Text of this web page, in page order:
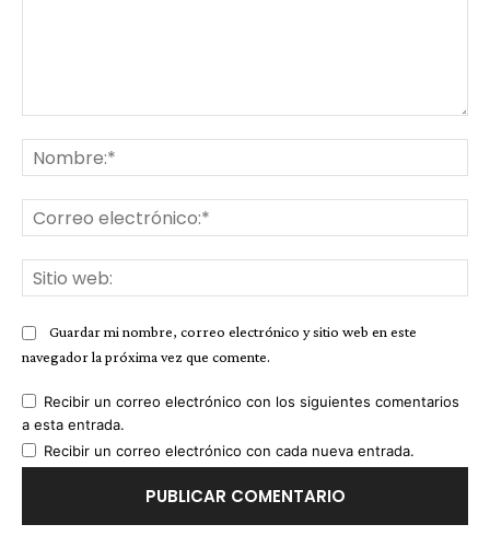
Guardar mi nombre, correo electrónico y sitio web en este
navegador la próxima vez que comente.
Recibir un correo electrónico con los siguientes comentarios
a esta entrada.
Recibir un correo electrónico con cada nueva entrada.